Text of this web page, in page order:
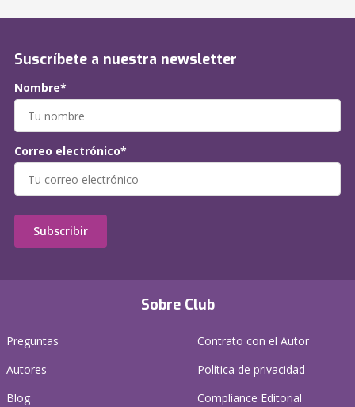
Sobre Club
Preguntas
Autores
Blog
Contrato con el Autor
Política de privacidad
Compliance Editorial
Suscríbete a nuestra newsletter
Nombre*
Correo electrónico*
Subscribir